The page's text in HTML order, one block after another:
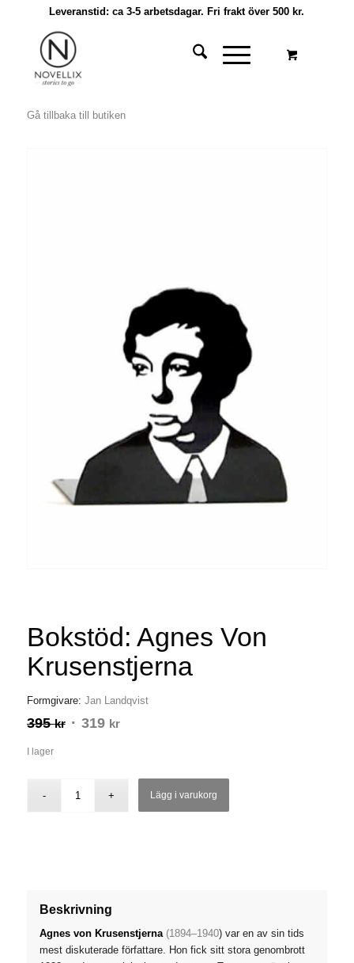
Leveranstid: ca 3-5 arbetsdagar. Fri frakt över 500 kr.
Gå tillbaka till butiken
Bokstöd: Agnes Von
Krusenstjerna
Formgivare: Jan Landqvist
395kr Det
395 kr.
319 krDet
319 kr.
I lager
Lägg i varukorg
Beskrivning
Agnes von Krusenstjerna (1894–1940) var en av sin tids
mest diskuterade författare. Hon fick sitt stora genombrott